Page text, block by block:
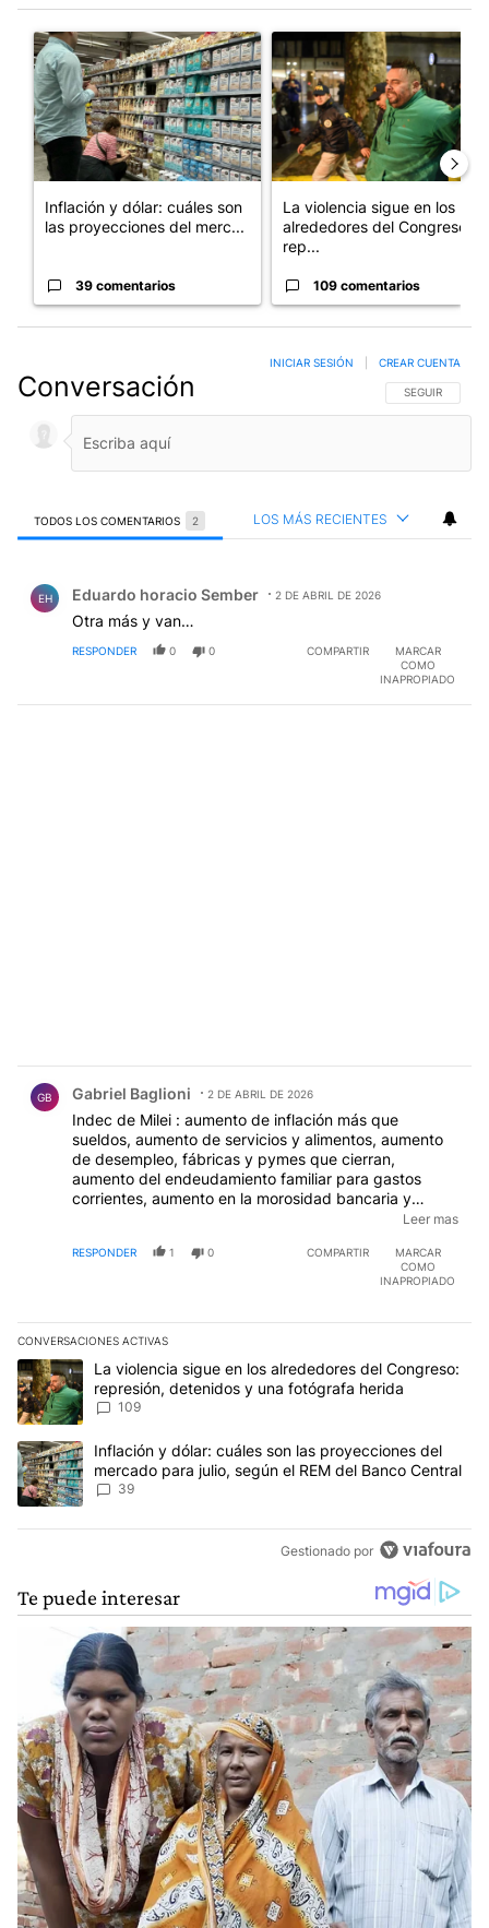
Un artículo de tendencia con el título "Inflación y dólar: cuáles
Inflación y dólar: cuáles son
las proyecciones del merc...
39 comentarios
Un artículo de tendencia con
La violencia sigue en los
alrededores del Congreso:
rep...
109 comentarios
Conversación SIGA ESTA
SEGUIR
INICIAR SESIÓN CREAR CUENTA
TODOS LOS COMENTARIOS 2 LOS MÁS RECIENTES
EH Eduardo horacio Sember 2 DE ABRIL DE 2026
Otra más y van…
RESPONDER 0 0 COMPARTIR
MARCAR
COMO
INAPROPIADO
GB Gabriel Baglioni 2 DE ABRIL DE 2026
Indec de Milei : aumento de inflación más que
sueldos, aumento de servicios y alimentos, aumento
de desempleo, fábricas y pymes que cierran,
aumento del endeudamiento familiar para gastos
corrientes, aumento en la morosidad bancaria y
disminución de la recaudación en ARCA por menos
pobreza si por el contrario todo lo detallado la
dispara. Mienten y sus votantes se tapan los orificios
Leer mas
RESPONDER 1 0 COMPARTIR
MARCAR
COMO
INAPROPIADO
CONVERSACIONES ACTIVAS
Este listado muestra los artículos con más comentarios en los
Un artículo de tendencia con el título "La violencia sigue en los
La violencia sigue en los alrededores del Congreso:
represión, detenidos y una fotógrafa herida
109
Un artículo de tendencia con el título "Inflación y dólar: cuáles
Inflación y dólar: cuáles son las proyecciones del
mercado para julio, según el REM del Banco Central
39
Gestionado por